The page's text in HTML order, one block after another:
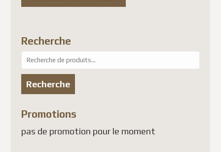
Recherche
Recherche
pour :
Recherche
Promotions
pas de promotion pour le moment